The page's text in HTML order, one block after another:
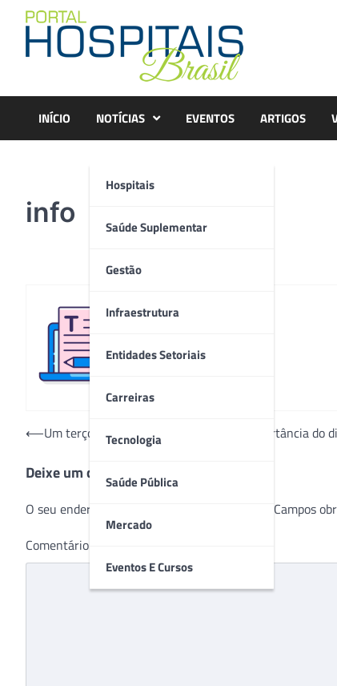
content
INÍCIO NOTÍCIAS
Hospitais
Saúde Suplementar
Gestão
Infraestrutura
Entidades Setoriais
Carreiras
Tecnologia
Saúde Pública
Mercado
Eventos E Cursos
EVENTOS ARTIGOS
info
Navegação
Post
⟵Um terço dos brasileiros desconhece importância do
Deixe um comentário
O seu endereço de e-mail não será publicado. Campos
Comentário